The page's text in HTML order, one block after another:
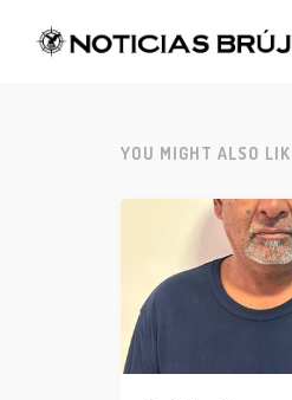
YOU MIGHT ALSO